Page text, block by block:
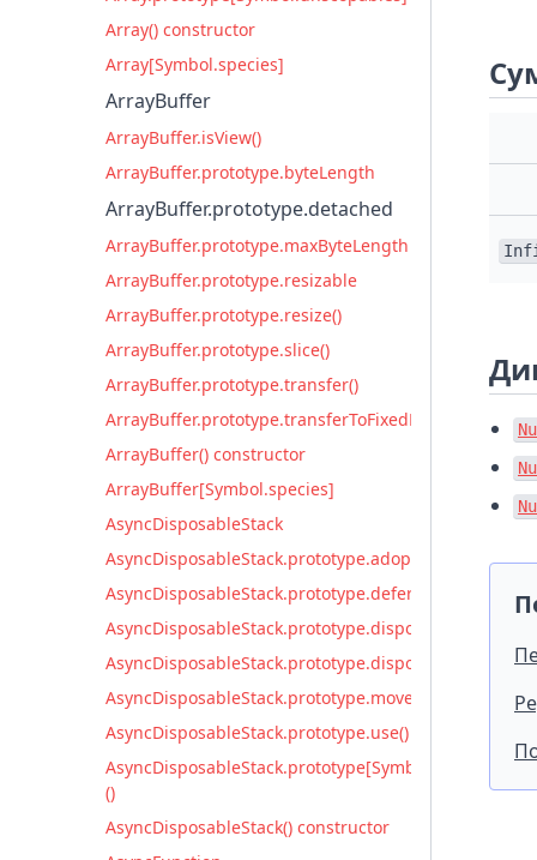
Array() constructor
Array[Symbol.species]
ArrayBuffer
ArrayBuffer.isView()
ArrayBuffer.prototype.byteLength
ArrayBuffer.prototype.detached
ArrayBuffer.prototype.maxByteLength
ArrayBuffer.prototype.resizable
ArrayBuffer.prototype.resize()
ArrayBuffer.prototype.slice()
ArrayBuffer.prototype.transfer()
ArrayBuffer.prototype.transferToFixedLength()
ArrayBuffer() constructor
ArrayBuffer[Symbol.species]
AsyncDisposableStack
AsyncDisposableStack.prototype.adopt()
AsyncDisposableStack.prototype.defer()
AsyncDisposableStack.prototype.disposeAsync()
AsyncDisposableStack.prototype.disposed
AsyncDisposableStack.prototype.move()
AsyncDisposableStack.prototype.use()
()
AsyncDisposableStack() constructor